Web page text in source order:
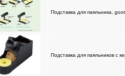
Подставка для паяльника,
Подставка для паяльников с